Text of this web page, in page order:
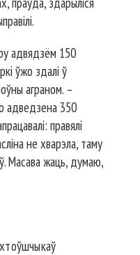
адвядзём 150
ўжо здалі ў
аграном. –
адведзена 350
правялі
не хварэла, таму
Масава жаць, думаю,